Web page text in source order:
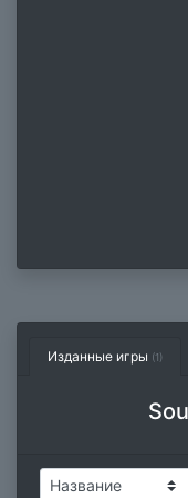
Изданные игры (1)